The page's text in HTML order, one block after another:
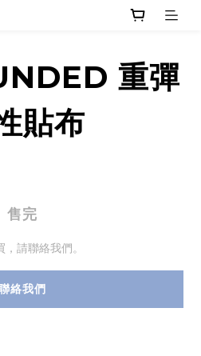
重彈
貼布
售完
請聯絡我們。
絡我們